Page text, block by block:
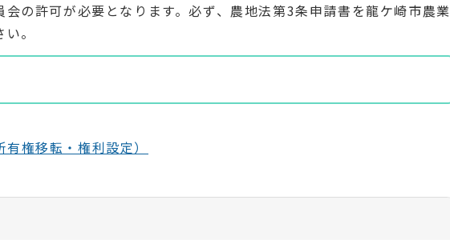
の許可が必要となります。必ず、農地法第3条申請書を龍ケ崎市農業
。
権移転・権利設定）